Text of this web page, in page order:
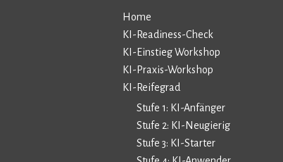
Home
KI-Readiness-Check
KI-Einstieg Workshop
KI-Praxis-Workshop
KI-Reifegrad
Stufe 1: KI-Anfänger
Stufe 2: KI-Neugierig
Stufe 3: KI-Starter